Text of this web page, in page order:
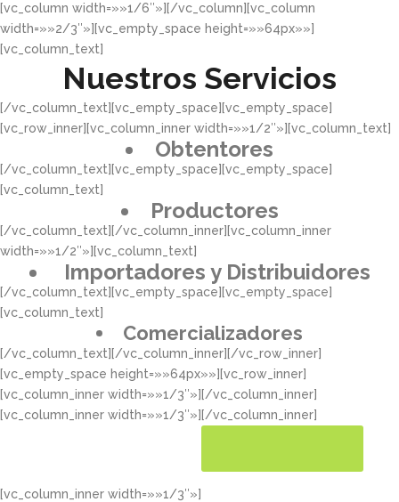
[vc_column width=»»1/6″»][/vc_column][vc_column
width=»»2/3″»][vc_empty_space height=»»64px»»]
[vc_column_text]
Nuestros Servicios
[/vc_column_text][vc_empty_space][vc_empty_space]
[vc_row_inner][vc_column_inner width=»»1/2″»][vc_column_text]
Obtentores
[/vc_column_text][vc_empty_space][vc_empty_space]
[vc_column_text]
Productores
[/vc_column_text][/vc_column_inner][vc_column_inner
width=»»1/2″»][vc_column_text]
Importadores y Distribuidores
[/vc_column_text][vc_empty_space][vc_empty_space]
[vc_column_text]
Comercializadores
[/vc_column_text][/vc_column_inner][/vc_row_inner]
[vc_empty_space height=»»64px»»][vc_row_inner]
[vc_column_inner width=»»1/3″»][/vc_column_inner]
[vc_column_inner width=»»1/3″»][/vc_column_inner]
[vc_column_inner width=»»1/3″»]